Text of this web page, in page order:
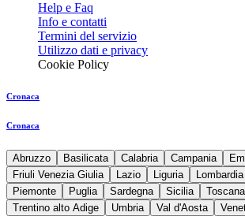
Help e Faq
Info e contatti
Termini del servizio
Utilizzo dati e privacy
Cookie Policy
Cronaca
Cronaca
Abruzzo Basilicata Calabria Campania
Friuli Venezia Giulia
Lazio Liguria Lombardia
Piemonte
Puglia Sardegna Sicilia
Toscana
Trentino alto Adige
Umbria Val d'Aosta